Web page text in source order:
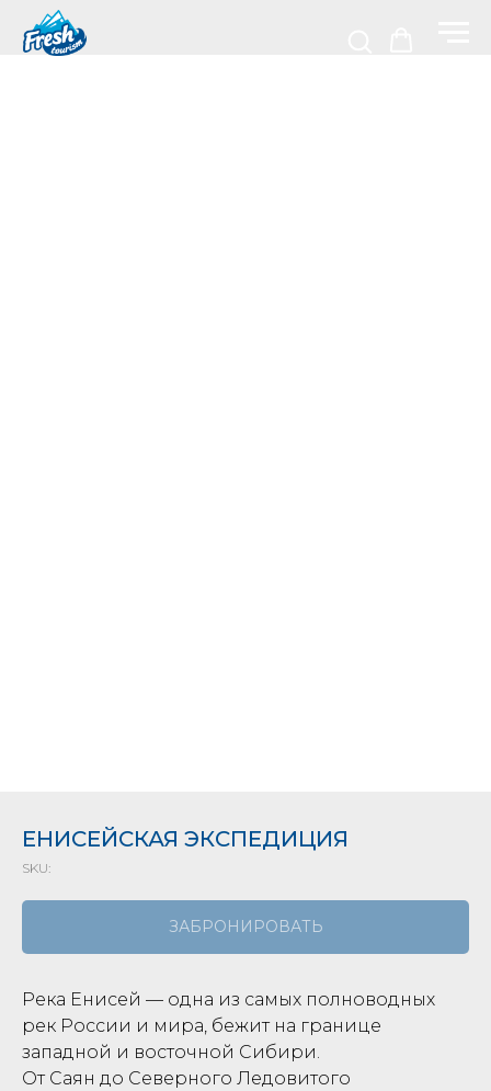
ЕНИСЕЙСКАЯ ЭКСПЕДИЦИЯ
SKU:
ЗАБРОНИРОВАТЬ
Река Енисей — одна из самых полноводных
рек России и мира, бежит на границе
западной и восточной Сибири.
От Саян до Северного Ледовитого